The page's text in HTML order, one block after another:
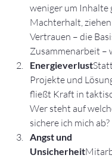
weniger um Inhalte
Machterhalt,
Vertrauen – die
Zusammenarbeit –
Energieverlust
Projekte und
fließt Kraft in
Wer steht auf
sichere ich mich ab?
Angst und
Unsicherheit